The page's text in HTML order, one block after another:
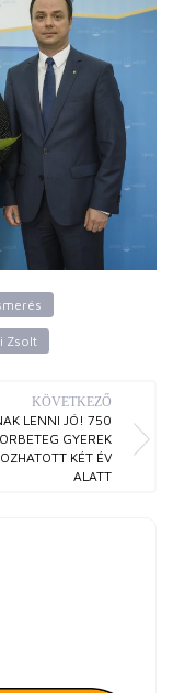
Zsolt
KÖVETKEZŐ
LENNI JÓ! 750
GYEREK
KÉT ÉV
ALATT